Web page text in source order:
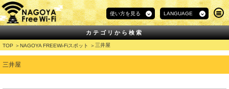
使い方を見る LANGUAGE
カテゴリから検索
TOP NAGOYA FREEWi-Fiスポット 三井屋
三井屋